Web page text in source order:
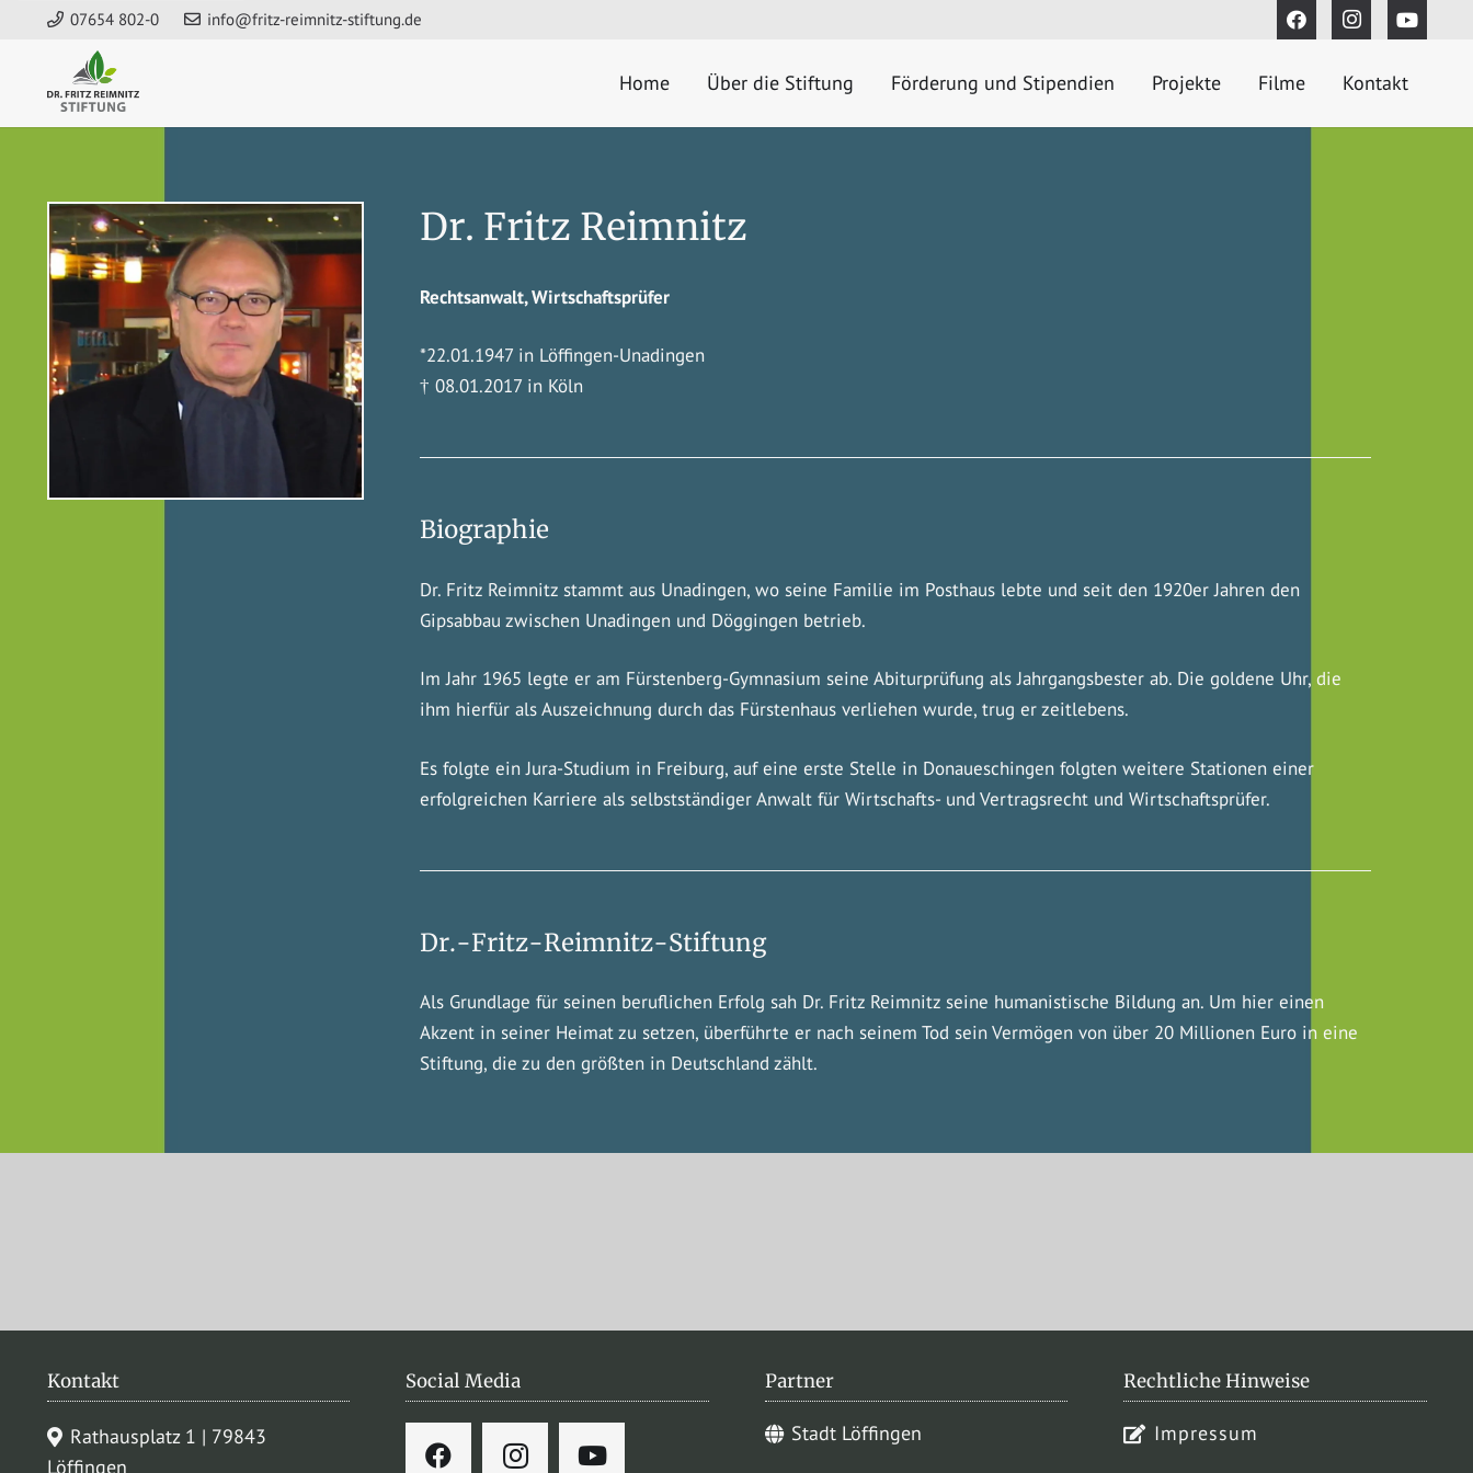
07654 802-0 info@fritz-reimnitz-stiftung.de
Home Über die Stiftung Förderung und Stipendien Projekte Filme Kontakt
Dr. Fritz Reimnitz
Rechtsanwalt, Wirtschaftsprüfer
*22.01.1947 in Löffingen-Unadingen
† 08.01.2017 in Köln
Biographie
Dr. Fritz Reimnitz stammt aus Unadingen, wo seine Familie im Posthaus lebte und seit den 1920er Jahren den
Gipsabbau zwischen Unadingen und Döggingen betrieb.
Im Jahr 1965 legte er am Fürstenberg-Gymnasium seine Abiturprüfung als Jahrgangsbester ab. Die goldene Uhr, die
ihm hierfür als Auszeichnung durch das Fürstenhaus verliehen wurde, trug er zeitlebens.
Es folgte ein Jura-Studium in Freiburg, auf eine erste Stelle in Donaueschingen folgten weitere Stationen einer
erfolgreichen Karriere als selbstständiger Anwalt für Wirtschafts- und Vertragsrecht und Wirtschaftsprüfer.
Dr.-Fritz-Reimnitz-Stiftung
Als Grundlage für seinen beruflichen Erfolg sah Dr. Fritz Reimnitz seine humanistische Bildung an. Um hier einen
Akzent in seiner Heimat zu setzen, überführte er nach seinem Tod sein Vermögen von über 20 Millionen Euro in eine
Stiftung, die zu den größten in Deutschland zählt.
Kontakt
Rathausplatz 1 | 79843
Löffingen
Social Media Partner
Stadt Löffingen
Rechtliche Hinweise
Impressum